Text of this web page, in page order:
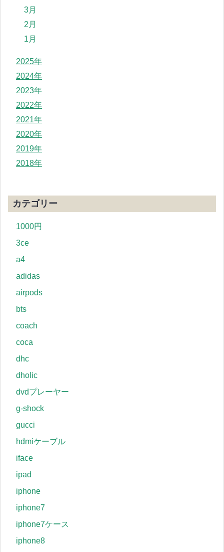
3月
2月
1月
2025年
2024年
2023年
2022年
2021年
2020年
2019年
2018年
カテゴリー
1000円
3ce
a4
adidas
airpods
bts
coach
coca
dhc
dholic
dvdプレーヤー
g-shock
gucci
hdmiケーブル
iface
ipad
iphone
iphone7
iphone7ケース
iphone8